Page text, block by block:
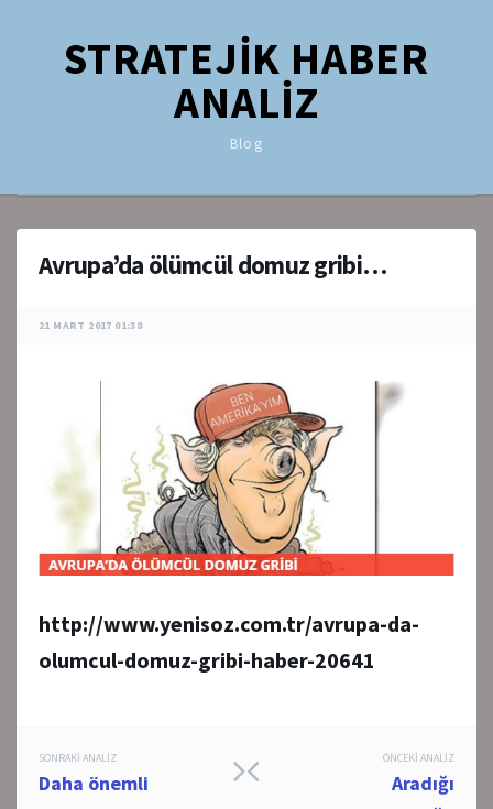
STRATEJİK HABER
ANALİZ
Blog
Avrupa’da ölümcül domuz gribi…
21 MART 2017 01:38
http://www.yenisoz.com.tr/avrupa-da-
olumcul-domuz-gribi-haber-20641
Post
ÖNCEKI ANALIZ
Aradığı
SONRAKI ANALIZ
Daha önemli